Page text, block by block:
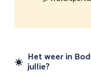
Het weer in
jullie?